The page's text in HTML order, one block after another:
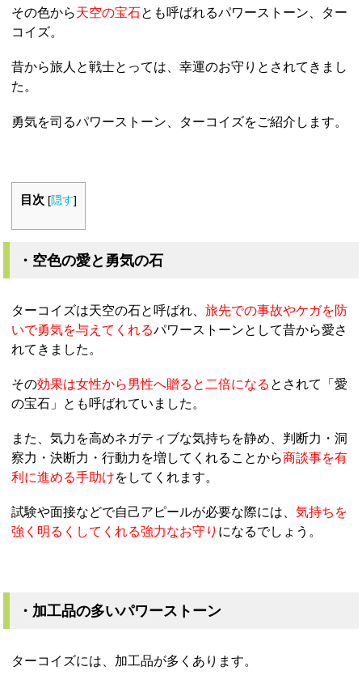
その色から天空の宝石とも呼ばれるパワーストーン、ター
コイズ。
昔から旅人と戦士とっては、幸運のお守りとされてきまし
た。
勇気を司るパワーストーン、ターコイズをご紹介します。
目次 [隠す]
・空色の愛と勇気の石
ターコイズは天空の石と呼ばれ、旅先での事故やケガを防
いで勇気を与えてくれるパワーストーンとして昔から愛さ
れてきました。
その効果は女性から男性へ贈ると二倍になる とされて「愛
の宝石」とも呼ばれていました。
また、気力を高めネガティブな気持ちを静め、判断力・洞
察力・決断力・行動力を増してくれることから商談事を有
利に進める手助けをしてくれます。
試験や面接などで自己アピールが必要な際には、気持ちを
強く明るくしてくれる強力なお守り になるでしょう。
・加工品の多いパワーストーン
ターコイズには、加工品が多くあります。